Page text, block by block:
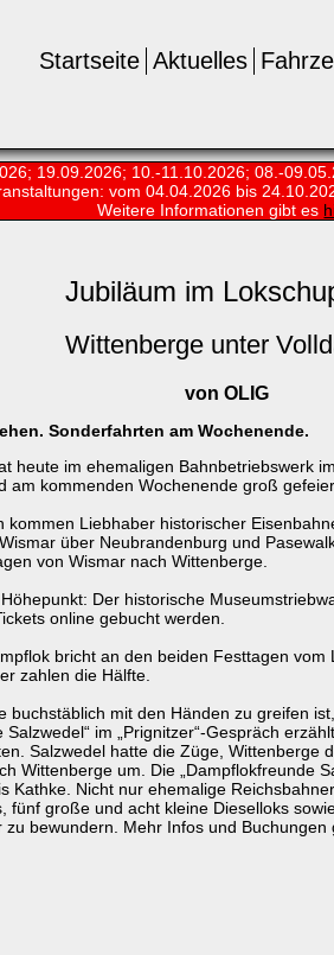
Aktuelles
Startseite
19.09.2026; 10.-11.10.2026; 08.-
vom 04.04.2026 bis
Weitere Informationen gibt es
Jubiläum im
Wittenberge unter
von OLIG
Sonderfahrten am Wochenende.
heute im ehemaligen Bahnbetriebswerk
kommenden Wochenende groß
Liebhaber historischer
über Neubrandenburg und
von Wismar nach Wittenberge.
Der historische
online gebucht werden.
bricht an den beiden Festtagen
zahlen die Hälfte.
mit den Händen zu greifen
im „Prignitzer“-Gespräch
Salzwedel hatte die Züge,
Wittenberge um. Die „Dampflokfreunde
Kathke. Nicht nur ehemalige
große und acht kleine Dieselloks
bewundern. Mehr Infos und